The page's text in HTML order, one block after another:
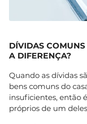
DÍVIDAS
A DIFERENÇA?
Quando as dívidas
bens comuns do
insuficientes, então
próprios de um